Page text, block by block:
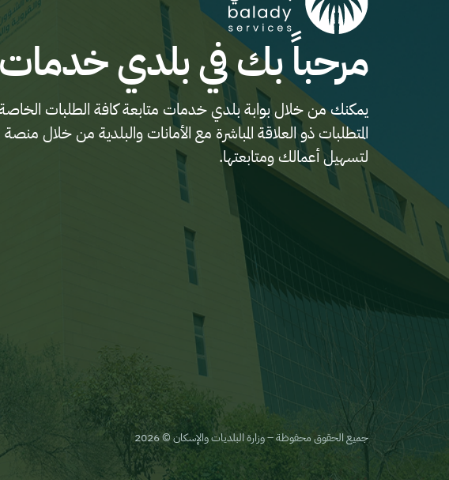
مرحباً بك في بلدي خدمات
يمكنك من خلال بوابة بلدي خدمات متابعة كافة الطلبات
المتطلبات ذو العلاقة المباشرة مع الأمانات والبلدية من خلال
لتسهيل أعمالك ومتابعتها.
جميع الحقوق محفوظة – وزارة البلديات والإسكان © 2026